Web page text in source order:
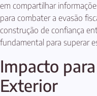
em compartilhar
para combater a evasão
construção de confiança
fundamental para superar
Impacto
Exterior